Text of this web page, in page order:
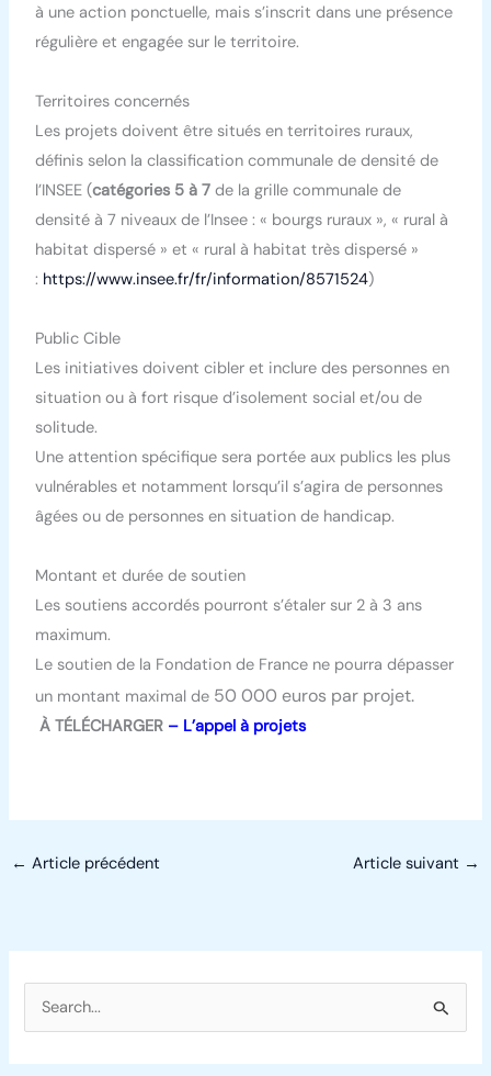
à une action ponctuelle, mais s’inscrit dans une présence
régulière et engagée sur le territoire.
Territoires concernés
Les projets doivent être situés en territoires ruraux,
définis selon la classification communale de densité de
l’INSEE (catégories 5 à 7de la grille communale de
densité à 7 niveaux de l’Insee : « bourgs ruraux », « rural à
habitat dispersé » et « rural à habitat très dispersé »
: https://www.insee.fr/fr/information/8571524)
Public Cible
Les initiatives doivent cibler et inclure des personnes en
situation ou à fort risque d’isolement social et/ou de
solitude.
Une attention spécifique sera portée aux publics les plus
vulnérables et notamment lorsqu’il s’agira de personnes
âgées ou de personnes en situation de handicap.
Montant et durée de soutien
Les soutiens accordés pourront s’étaler sur 2 à 3 ans
maximum.
Le soutien de la Fondation de France ne pourra dépasser
un montant maximal de 50 000 euros par projet.
À TÉLÉCHARGER – L’appel à projets
← Article précédent Article suivant →